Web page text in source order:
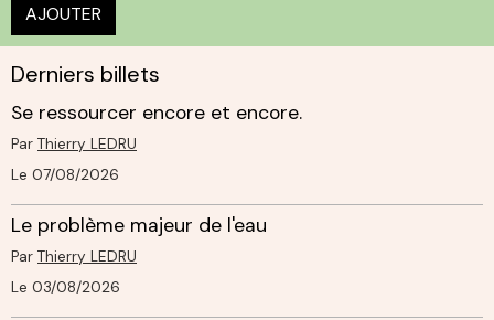
AJOUTER
Derniers billets
Se ressourcer encore et encore.
Par Thierry LEDRU
Le 07/08/2026
Le problème majeur de l'eau
Par Thierry LEDRU
Le 03/08/2026